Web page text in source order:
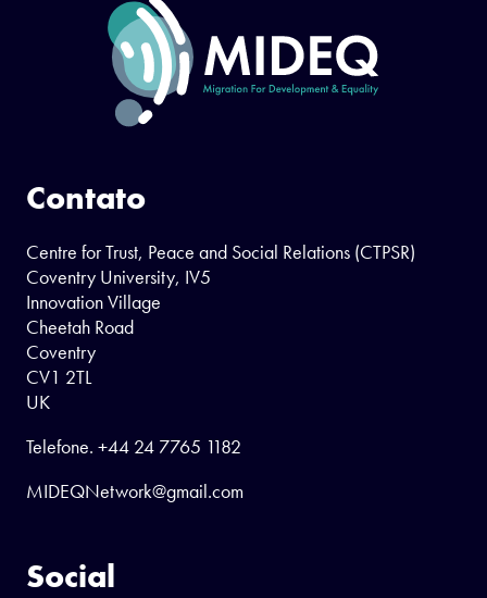
Contato
Centre for Trust, Peace and Social Relations (CTPSR)
Coventry University, IV5
Innovation Village
Cheetah Road
Coventry
CV1 2TL
UK
Telefone. +44 24 7765 1182
MIDEQNetwork@gmail.com
Social